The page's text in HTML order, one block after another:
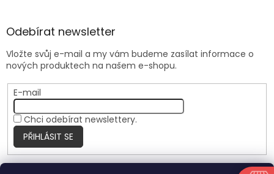
Odebírat newsletter
Vložte svůj e-mail a my vám budeme zasílat informace o
nových produktech na našem e-shopu.
E-mail
Chci odebírat newslettery.
PŘIHLÁSIT SE